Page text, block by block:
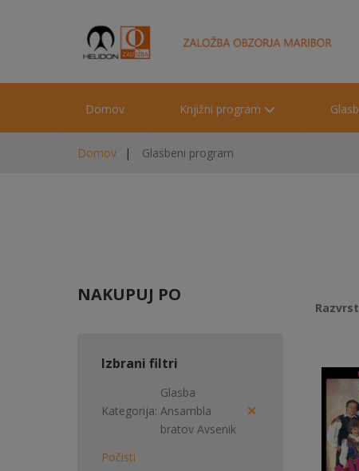
Domov Knjižni program
Domov Glasbeni program
NAKUPUJ PO
Izbrani filtri
Kategorija
Glasba
Ansambla
bratov Avsenik
Počisti